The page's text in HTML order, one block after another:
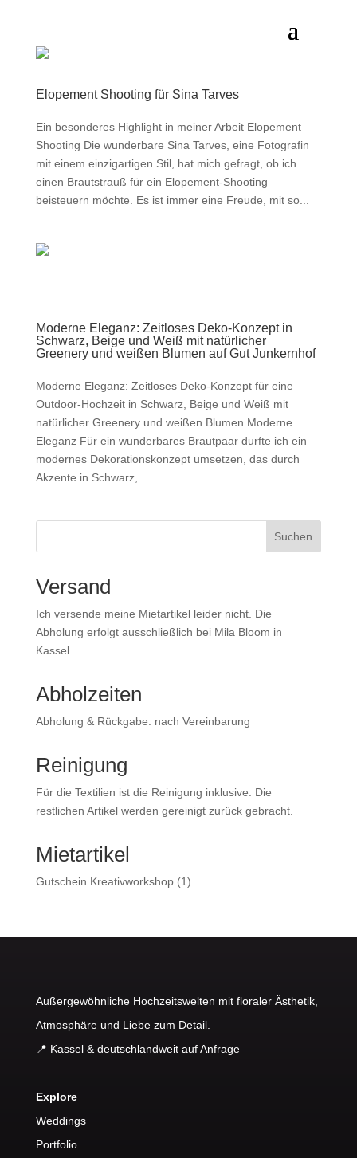
Elopement Shooting für Sina Tarves
Ein besonderes Highlight in meiner Arbeit Elopement
Shooting Die wunderbare Sina Tarves, eine Fotografin
mit einem einzigartigen Stil, hat mich gefragt, ob ich
einen Brautstrauß für ein Elopement-Shooting
beisteuern möchte. Es ist immer eine Freude, mit so...
Moderne Eleganz: Zeitloses Deko-Konzept in
Schwarz, Beige und Weiß mit natürlicher
Greenery und weißen Blumen auf Gut Junkernhof
Moderne Eleganz: Zeitloses Deko-Konzept für eine
Outdoor-Hochzeit in Schwarz, Beige und Weiß mit
natürlicher Greenery und weißen Blumen Moderne
Eleganz Für ein wunderbares Brautpaar durfte ich ein
modernes Dekorationskonzept umsetzen, das durch
Akzente in Schwarz,...
Suchen
Versand
Ich versende meine Mietartikel leider nicht. Die
Abholung erfolgt ausschließlich bei Mila Bloom in
Kassel.
Abholzeiten
Abholung & Rückgabe: nach Vereinbarung
Reinigung
Für die Textilien ist die Reinigung inklusive. Die
restlichen Artikel werden gereinigt zurück gebracht.
Mietartikel
Gutschein Kreativworkshop 11
Außergewöhnliche Hochzeitswelten mit floraler Ästhetik,
Atmosphäre und Liebe zum Detail.
📍 Kassel & deutschlandweit auf Anfrage
Explore
Weddings
Portfolio